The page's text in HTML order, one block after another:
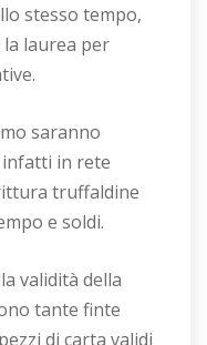
stesso tempo,
laurea per
saranno
in rete
truffaldine
e soldi.
validità della
tante finte
di carta validi